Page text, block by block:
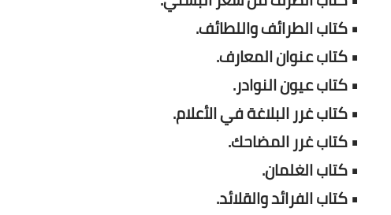
• كتاب الطرائف واللطائف.
• كتاب عنوان المعارف.
• كتاب عيون النوادر.
• كتاب غرر البلاغة في الأعلام.
• كتاب غرر المضاحك.
• كتاب الغلمان.
• كتاب الفرائد والقلائد.